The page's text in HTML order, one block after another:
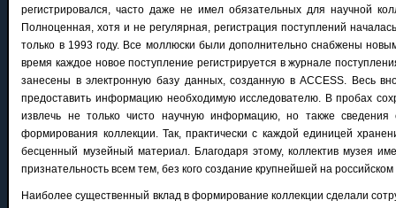
регистрировался, часто даже не имел обязательных для научной
Полноценная, хотя и не регулярная, регистрация поступлений
только в 1993 году. Все моллюски были дополнительно снабжены
время каждое новое поступление регистрируется в журнале
занесены в электронную базу данных, созданную в ACCESS. Весь
предоставить информацию необходимую исследователю. В пробах
извлечь не только чисто научную информацию, но также
формирования коллекции. Так, практически с каждой единицей
бесценный музейный материал. Благодаря этому, коллектив музея
признательность всем тем, без кого создание крупнейшей на
Наиболее существенный вклад в формирование коллекции сделали